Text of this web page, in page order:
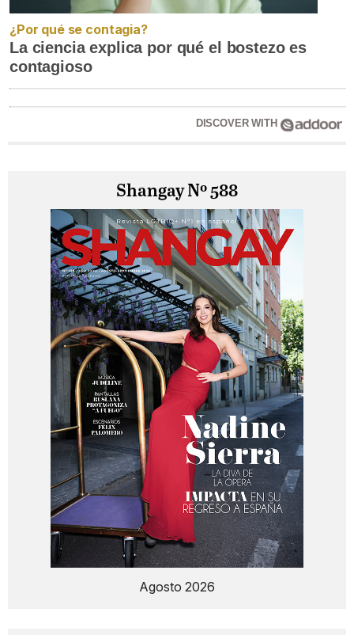
¿Por qué se contagia?
La ciencia explica por qué el bostezo es
contagioso
DISCOVER WITH
Shangay Nº 588
Agosto 2026